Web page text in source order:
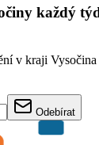
každý
v kraji
Odebírat